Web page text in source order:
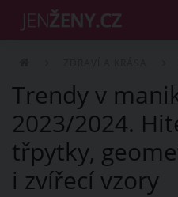
Trendy v
2023/2024.
třpytky,
i zvířecí vzory